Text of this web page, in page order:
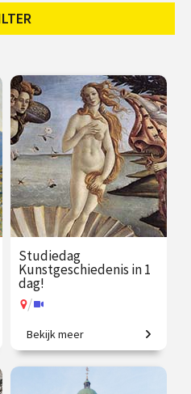
Studiedag
Kunstgeschiedenis in 1
dag!
/
Uitdagende expeditie van
Grieken tot moderne kunst.
Bekijk meer